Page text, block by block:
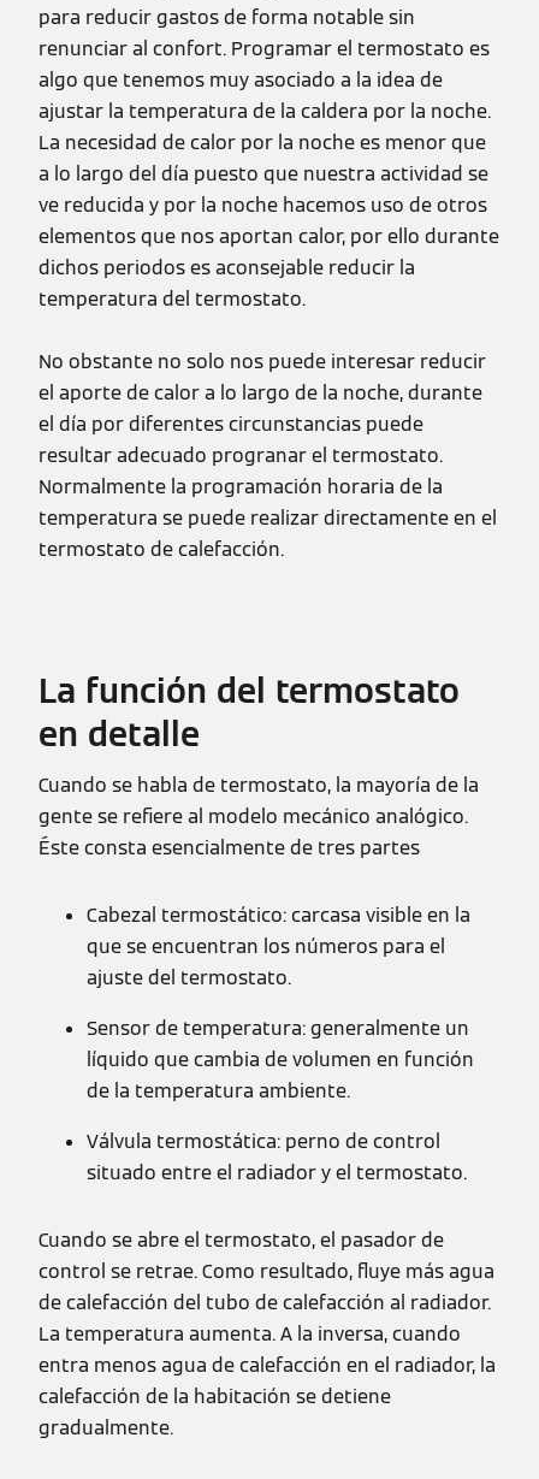
para reducir gastos de forma notable sin
renunciar al confort. Programar el termostato es
algo que tenemos muy asociado a la idea de
ajustar la temperatura de la caldera por la noche.
La necesidad de calor por la noche es menor que
a lo largo del día puesto que nuestra actividad se
ve reducida y por la noche hacemos uso de otros
elementos que nos aportan calor, por ello durante
dichos periodos es aconsejable reducir la
temperatura del termostato.
No obstante no solo nos puede interesar reducir
el aporte de calor a lo largo de la noche, durante
el día por diferentes circunstancias puede
resultar adecuado progranar el termostato.
Normalmente la programación horaria de la
temperatura se puede realizar directamente en el
termostato de calefacción.
La función del termostato
en detalle
Cuando se habla de termostato, la mayoría de la
gente se refiere al modelo mecánico analógico.
Éste consta esencialmente de tres partes
Cabezal termostático: carcasa visible en la
que se encuentran los números para el
ajuste del termostato.
Sensor de temperatura: generalmente un
líquido que cambia de volumen en función
de la temperatura ambiente.
Válvula termostática: perno de control
situado entre el radiador y el termostato.
Cuando se abre el termostato, el pasador de
control se retrae. Como resultado, fluye más agua
de calefacción del tubo de calefacción al radiador.
La temperatura aumenta. A la inversa, cuando
entra menos agua de calefacción en el radiador, la
calefacción de la habitación se detiene
gradualmente.